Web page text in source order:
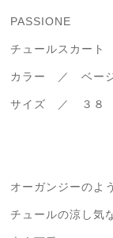
PASSIONE
チュールスカー
カラー ／ ベー
サイズ ／ ３８
オーガンジーのよ
チュールの涼し気